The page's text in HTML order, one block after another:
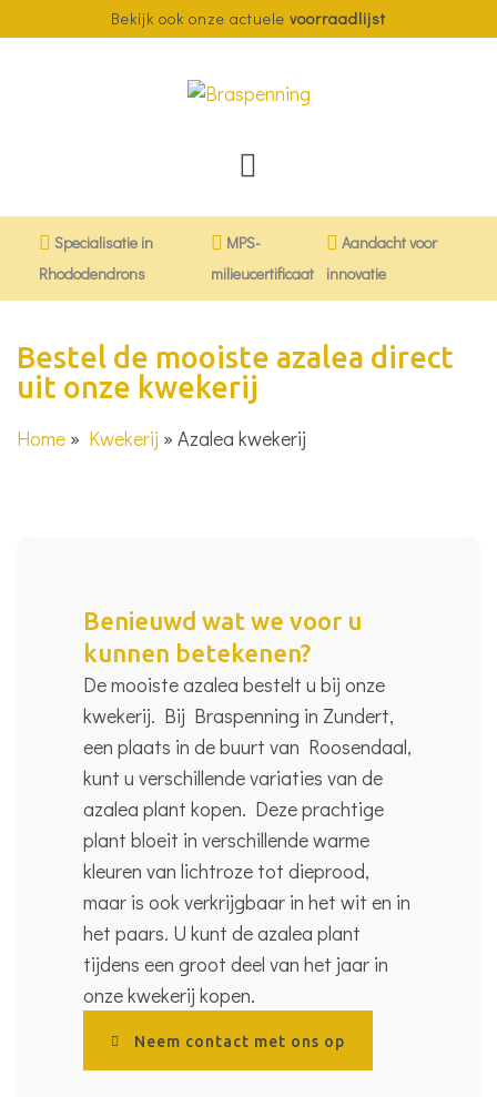
Bekijk ook onze actuele voorraadlijst
Specialisatie in
Rhododendrons
MPS-
milieucertificaat
Aandacht voor
innovatie
Bestel de mooiste azalea direct
uit onze kwekerij
Home » Kwekerij » Azalea kwekerij
Benieuwd wat we voor u
kunnen betekenen?
De mooiste azalea bestelt u bij onze
kwekerij. Bij Braspenning in Zundert,
een plaats in de buurt van Roosendaal,
kunt u verschillende variaties van de
azalea plant kopen. Deze prachtige
plant bloeit in verschillende warme
kleuren van lichtroze tot dieprood,
maar is ook verkrijgbaar in het wit en in
het paars. U kunt de azalea plant
tijdens een groot deel van het jaar in
onze kwekerij kopen.
Neem contact met ons op